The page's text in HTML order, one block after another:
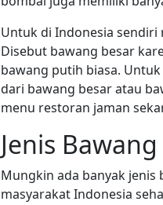
Untuk di Indonesia sendiri
Disebut bawang besar
bawang putih biasa.
dari bawang besar atau
menu restoran jaman
Jenis
Mungkin ada banyak
masyarakat Indonesia